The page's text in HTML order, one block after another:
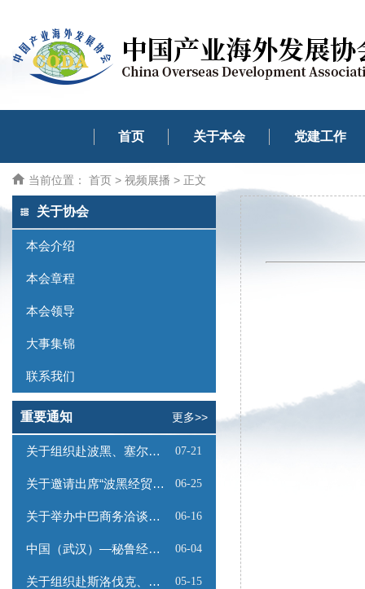
首页 关于本会 党建工作
当前位置： 首页 > 视频展播 > 正文
关于协会
本会介绍
本会章程
本会领导
大事集锦
联系我们
重要通知 更多>>
关于组织赴波黑、塞尔维亚商务考察的函 07-21
关于邀请出席“波黑经贸投资推介会”的函 06-25
关于举办中巴商务洽谈会的通知 06-16
中国（武汉）—秘鲁经贸合作推介会邀请函 06-04
关于组织赴斯洛伐克、奥地利商务考察的函 05-15